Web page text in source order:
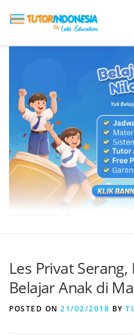
ABOUT US
BIAYA LES
BLOG DAFTAR
Les Privat
Belajar Anak di
POSTED ON 21/02/2018 BY